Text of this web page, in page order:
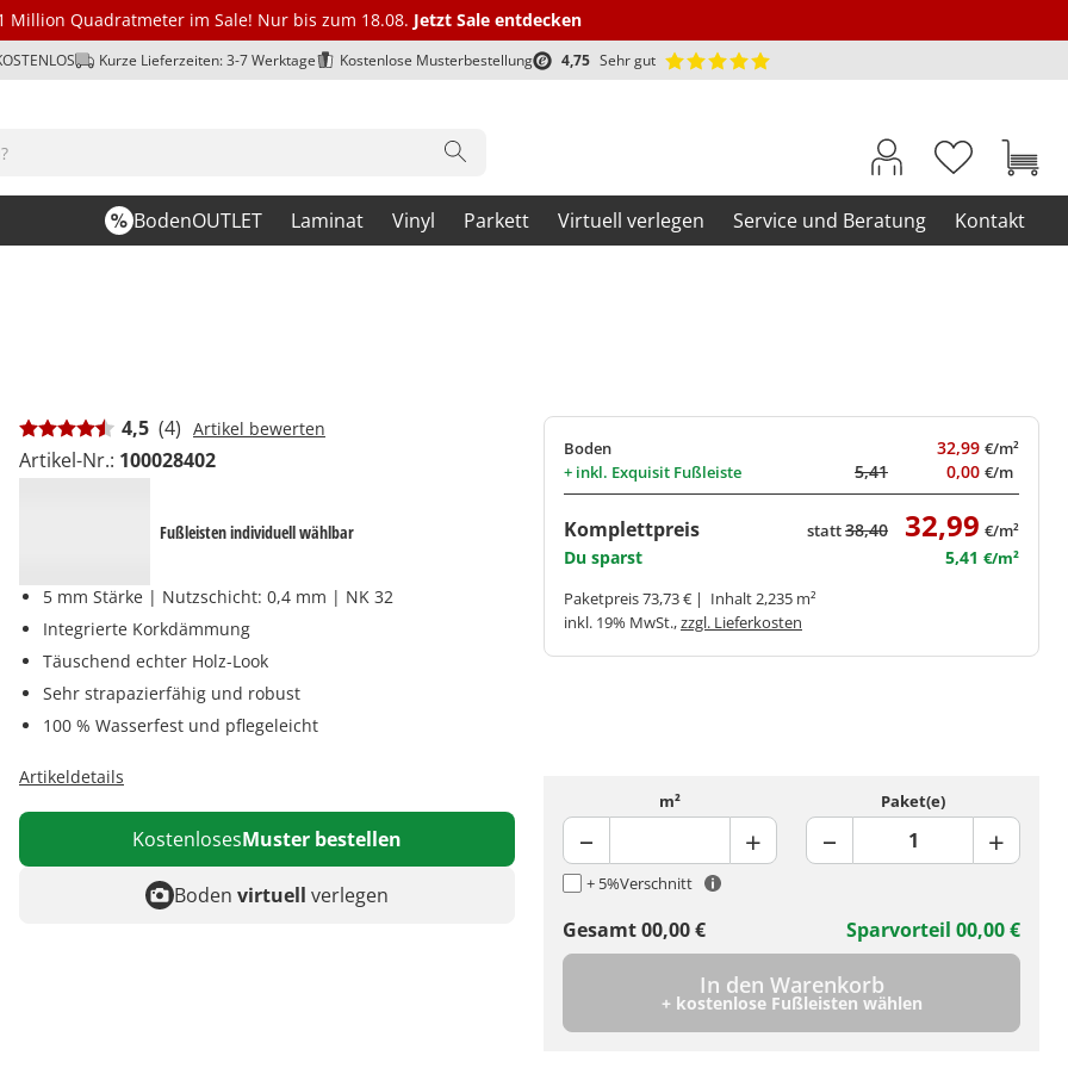
Million Quadratmeter im Sale! Nur bis zum 18.08. Jetzt Sale entdecken
Kurze Lieferzeiten: 3-7 Werktage Kostenlose Musterbestellung 4,75 Sehr gut
BodenOUTLET Laminat Vinyl Parkett Virtuell verlegen Service und Beratung Kontakt
4,5 (4) Artikel bewerten
Artikel-Nr.: 100028402
Fußleisten individuell wählbar
5 mm Stärke | Nutzschicht: 0,4 mm | NK 32
Integrierte Korkdämmung
Täuschend echter Holz-Look
Sehr strapazierfähig und robust
100 % Wasserfest und pflegeleicht
Artikeldetails
KostenlosesMuster bestellen
Boden virtuell verlegen
Boden 32,99 €/m²
+ inkl. Exquisit Fußleiste 5,41 0,00 €/m
Komplettpreis statt38,40 32,99 €/m²
Du sparst 5,41 €/m²
Paketpreis 73,73 € | Inhalt 2,235 m²
inkl. 19% MwSt.,zzgl. Lieferkosten
m² Paket(e)
+ 5%Verschnitt
Gesamt00,00€ Sparvorteil 00,00€
In den Warenkorb
+ kostenlose Fußleisten wählen